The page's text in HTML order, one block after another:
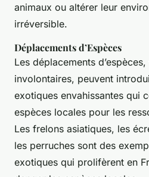
animaux ou altérer leur
irréversible.
Déplacements d’Espèces
Les déplacements
involontaires, peuvent
exotiques envahissantes qui
espèces locales pour les
Les frelons asiatiques, les
les perruches sont des
exotiques qui prolifèrent en